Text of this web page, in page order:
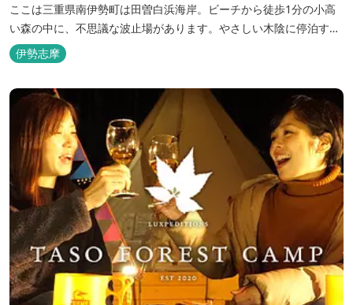
ここは三重県南伊勢町は田曽白浜海岸。ビーチから徒歩1分の小高
い森の中に、不思議な波止場があります。やさしい木陰に停泊する
のは3艇のヨット。日本初の森のマリーナです。 航海の気分高まる
インテリアは見た目からは想像できないほど広く、くつろぎの空
上に寝転んで夜空を見上げれば...
伊勢志摩